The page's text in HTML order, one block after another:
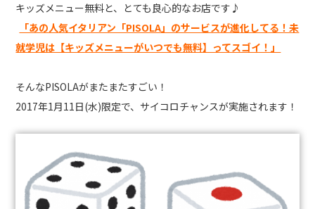
キッズメニュー無料と、とても良心的なお店です♪
「あの人気イタリアン「PISOLA」のサービスが進化してる！未
就学児は【キッズメニューがいつでも無料】ってスゴイ！」
そんなPISOLAがまたまたすごい！
2017年1月11日(水)限定で、サイコロチャンスが実施されます！